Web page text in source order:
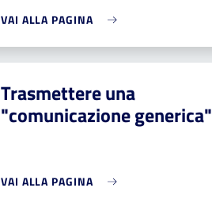
VAI ALLA PAGINA
Trasmettere una
"comunicazione generica"
VAI ALLA PAGINA